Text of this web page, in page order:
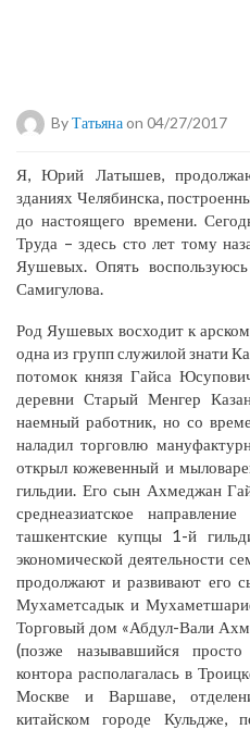
ByТатьянаon 04/27/2017
Я, Юрий Латышев,
зданиях Челябинска,
до настоящего времени.
Труда – здесь сто лет тому
Яушевых. Опять
Самигулова.
Род Яушевых восходит к
одна из групп служилой знати
потомок князя Гайса
деревни Старый Менгер
наемный работник, но со
наладил торговлю
открыл кожевенный и
гильдии. Его сын Ахмеджан
среднеазиатское
ташкентские купцы 1-й
экономической деятельности
продолжают и развивают его
Мухаметсадык и
Торговый дом «Абдул-Вали
(позже называвшийся
контора располагалась в
Москве и Варшаве,
китайском городе Кульдже,